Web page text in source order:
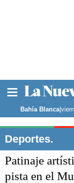
Noticias
Bahía Blanca|
Deportes.
Patinaje
pista en el